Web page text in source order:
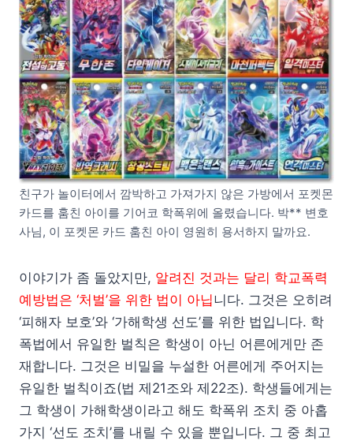
친구가 놀이터에서 깜박하고 가져가지 않은 가방에서 포켓몬
카드를 훔친 아이를 기어코 학폭위에 올렸습니다. 박** 변호
사님, 이 포켓몬 카드 훔친 아이 영원히 용서하지 말까요.
이야기가 좀 돌았지만, 알려진 것과는 달리 학교폭력
예방법은 ‘처벌’을 위한 법이 아닙니다. 그것은 오히려
‘피해자 보호’와 ‘가해학생 선도’를 위한 법입니다. 학
폭법에서 유일한 벌칙은 학생이 아닌 어른에게만 존
재합니다. 그것은 비밀을 누설한 어른에게 주어지는
유일한 벌칙이죠(법 제21조와 제22조). 학생들에게는
그 학생이 가해학생이라고 해도 학폭위 조치 중 아홉
가지 ‘선도 조치’를 내릴 수 있을 뿐입니다. 그 중 최고